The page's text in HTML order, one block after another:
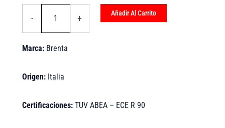
-
Suzuki
650
-
BR4072
+
Añadir Al Carrito
Marca: Brenta
Origen: Italia
Certificaciones: TUV ABEA – ECE R 90